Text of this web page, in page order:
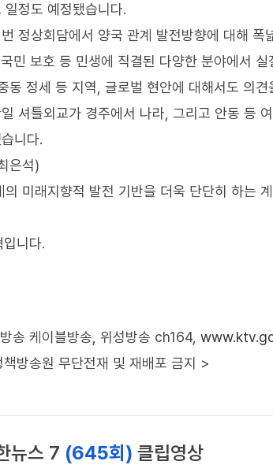
일정도 예정됐습니다.
정상회담에서 양국 관계 발전방향에 대해 폭
민 보호 등 민생에 직결된 다양한 분야에서
동 정세 등 지역, 글로벌 현안에 대해서도 의견
셔틀외교가 경주에서 나라, 그리고 안동 등
니다.
은석)
의 미래지향적 발전 기반을 더욱 단단히 하는
니다.
송 케이블방송, 위성방송 ch164,
방송원 무단전재 및 재배포 금지 >
뉴스 7 (645회) 클립영상